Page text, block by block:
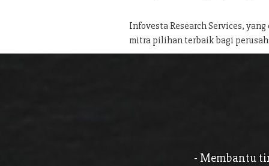
Infovesta Research Services,
mitra pilihan terbaik bagi
- Membantu